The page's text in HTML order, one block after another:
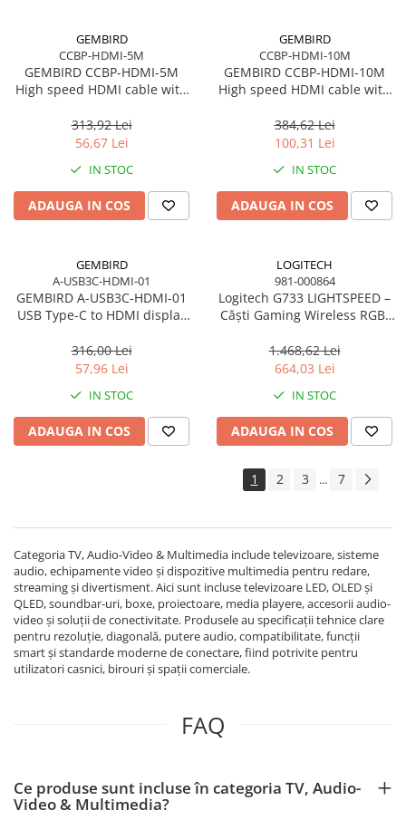
GEMBIRD
CCBP-HDMI-5M
GEMBIRD CCBP-HDMI-5M
High speed HDMI cable with
313,92 Lei
56,67 Lei
IN STOC
ADAUGA IN COS
GEMBIRD
CCBP-HDMI-10M
GEMBIRD CCBP-HDMI-10M
High speed HDMI cable with
384,62 Lei
100,31 Lei
IN STOC
ADAUGA IN COS
GEMBIRD
A-USB3C-HDMI-01
GEMBIRD A-USB3C-HDMI-01
USB Type-C to HDMI display
316,00 Lei
57,96 Lei
IN STOC
ADAUGA IN COS
LOGITECH
981-000864
Logitech G733 LIGHTSPEED –
Căști Gaming Wireless RGB,
Black
1.468,62 Lei
664,03 Lei
IN STOC
ADAUGA IN COS
1 2 3 ... 7
Categoria TV, Audio-Video & Multimedia include televizoare, sisteme
audio, echipamente video și dispozitive multimedia pentru redare,
streaming și divertisment. Aici sunt incluse televizoare LED, OLED și
QLED, soundbar-uri, boxe, proiectoare, media playere, accesorii audio-
video și soluții de conectivitate. Produsele au specificații tehnice clare
pentru rezoluție, diagonală, putere audio, compatibilitate, funcții
smart și standarde moderne de conectare, fiind potrivite pentru
utilizatori casnici, birouri și spații comerciale.
FAQ
Ce produse sunt incluse în categoria TV, Audio-
Video & Multimedia?